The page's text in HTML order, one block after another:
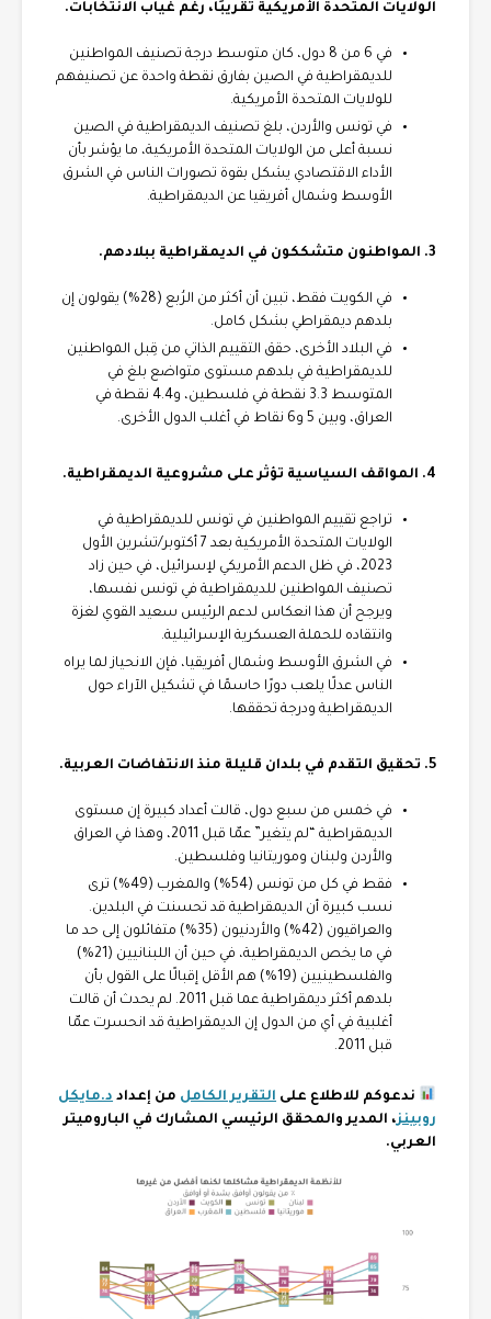
الولايات المتحدة الأمريكية تقريبًا، رغم غياب الانتخابات.
في 6 من 8 دول، كان متوسط درجة تصنيف المواطنين
للديمقراطية في الصين بفارق نقطة واحدة عن تصنيفهم
للولايات المتحدة الأمريكية.
في تونس والأردن، بلغ تصنيف الديمقراطية في الصين
نسبة أعلى من الولايات المتحدة الأمريكية، ما يؤشر بأن
الأداء الاقتصادي يشكل بقوة تصورات الناس في الشرق
الأوسط وشمال أفريقيا عن الديمقراطية.
3. المواطنون متشككون في الديمقراطية ببلادهم.
في الكويت فقط، تبين أن أكثر من الرُبع (28%) يقولون إن
بلدهم ديمقراطي بشكل كامل.
في البلاد الأخرى، حقق التقييم الذاتي من قِبل المواطنين
للديمقراطية في بلدهم مستوى متواضع بلغ في
المتوسط 3.3 نقطة في فلسطين، و4.4 نقطة في
العراق، وبين 5 و6 نقاط في أغلب الدول الأخرى.
4. المواقف السياسية تؤثر على مشروعية الديمقراطية.
تراجع تقييم المواطنين في تونس للديمقراطية في
الولايات المتحدة الأمريكية بعد 7 أكتوبر/تشرين الأول
2023، في ظل الدعم الأمريكي لإسرائيل، في حين زاد
تصنيف المواطنين للديمقراطية في تونس نفسها،
ويرجح أن هذا انعكاس لدعم الرئيس سعيد القوي لغزة
وانتقاده للحملة العسكرية الإسرائيلية.
في الشرق الأوسط وشمال أفريقيا، فإن الانحياز لما يراه
الناس عدلًا يلعب دورًا حاسمًا في تشكيل الآراء حول
الديمقراطية ودرجة تحققها.
5. تحقيق التقدم في بلدان قليلة منذ الانتفاضات العربية.
في خمس من سبع دول، قالت أعداد كبيرة إن مستوى
الديمقراطية “لم يتغير” عمّا قبل 2011، وهذا في العراق
والأردن ولبنان وموريتانيا وفلسطين.
فقط في كل من تونس (54%) والمغرب (49%) ترى
نسب كبيرة أن الديمقراطية قد تحسنت في البلدين.
والعراقيون (42%) والأردنيون (35%) متفائلون إلى حد ما
في ما يخص الديمقراطية، في حين أن اللبنانيين (21%)
والفلسطينيين (19%) هم الأقل إقبالًا على القول بأن
بلدهم أكثر ديمقراطية عما قبل 2011. لم يحدث أن قالت
أغلبية في أي من الدول إن الديمقراطية قد انحسرت عمّا
قبل 2011.
ندعوكم للاطلاع على التقرير الكامل من إعداد د.مايكل
روبينز، المدير والمحقق الرئيسي المشارك في الباروميتر
العربي.